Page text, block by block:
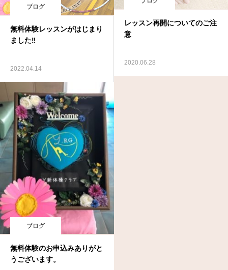
ブログ
無料体験レッスンがはじまり
ました‼
2022.04.14
レッスン再開についてのご注
意
2020.06.28
ブログ
無料体験のお申込みありがと
うございます。